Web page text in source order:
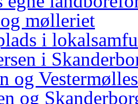
mølleriet
i
i
og
og